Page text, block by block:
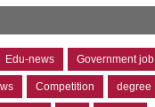
Edu-news Government job
Competition degree